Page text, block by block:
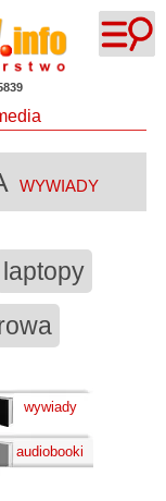
wywiady
laptopy
wywiady
audiobooki